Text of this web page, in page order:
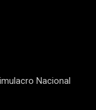
Nacional